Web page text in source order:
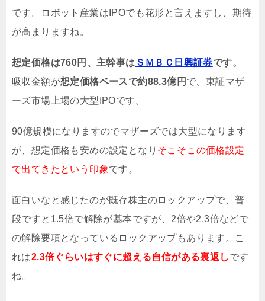
です。ロボット産業はIPOでも花形と言えますし、期待
が高まりますね。
想定価格は760円、主幹事は ＳＭＢＣ日興証券です。
吸収金額が想定価格ベースで約88.3億円 で、東証マザ
ーズ市場上場の大型IPOです。
90億規模になりますのでマザーズでは大型になります
が、想定価格も安めの設定となり そこそこの価格設定
で出てきたという印象です。
面白いなと感じたのが既存株主のロックアップで、普
段ですと1.5倍で解除が基本ですが、2倍や2.3倍などで
の解除要項となっているロックアップもあります。こ
れは2.3倍ぐらいはすぐに超える自信がある裏返し です
ね。